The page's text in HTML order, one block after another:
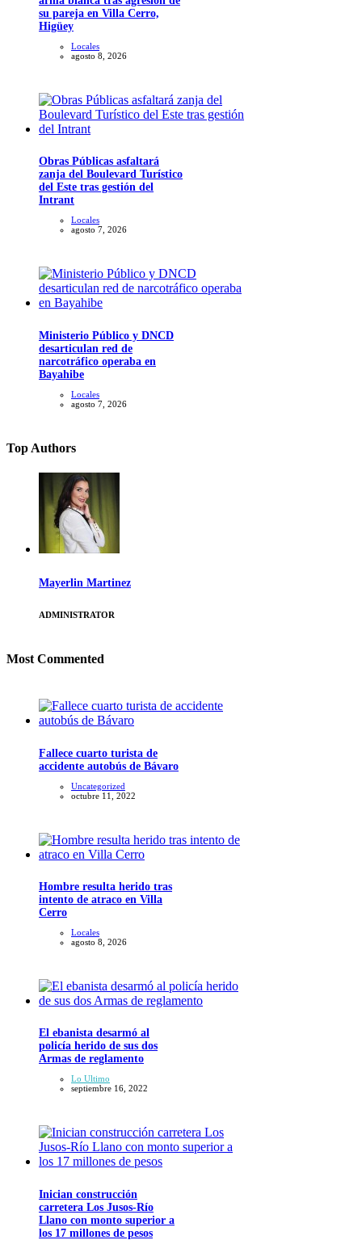
su pareja en Villa Cerro,
Higüey
Locales
agosto 8, 2026
Obras Públicas asfaltará
zanja del Boulevard Turístico
del Este tras gestión del
Intrant
Locales
agosto 7, 2026
Ministerio Público y DNCD
desarticulan red de
narcotráfico operaba en
Bayahibe
Locales
agosto 7, 2026
Top Authors
Mayerlin Martinez
ADMINISTRATOR
Most Commented
Fallece cuarto turista de
accidente autobús de Bávaro
Uncategorized
octubre 11, 2022
Hombre resulta herido tras
intento de atraco en Villa
Cerro
Locales
agosto 8, 2026
El ebanista desarmó al
policía herido de sus dos
Armas de reglamento
Lo Ultimo
septiembre 16, 2022
Inician construcción
carretera Los Jusos-Río
Llano con monto superior a
los 17 millones de pesos